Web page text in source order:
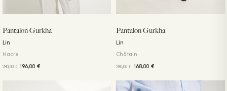
Pantalon Gurkha
Lin
Nacre
280,00€ 196,00€
Pantalon Gurkha
Lin
Châtain
280,00€ 168,00 €